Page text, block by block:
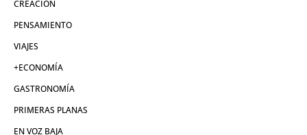
CREACIÓN
PENSAMIENTO
VIAJES
+ECONOMÍA
GASTRONOMÍA
PRIMERAS PLANAS
EN VOZ BAJA